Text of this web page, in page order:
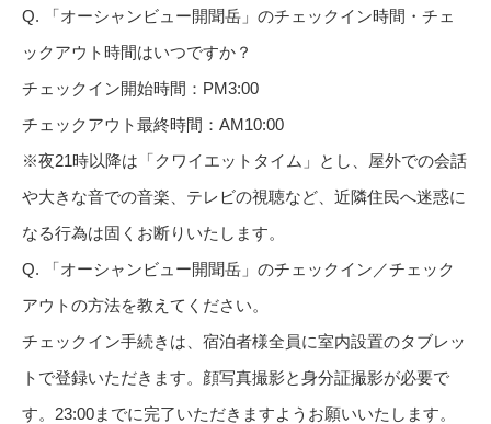
Q. 「オーシャンビュー開聞岳」のチェックイン時間・チェ
ックアウト時間はいつですか？
チェックイン開始時間：PM3:00
チェックアウト最終時間：AM10:00
※夜21時以降は「クワイエットタイム」とし、屋外での会話
や大きな音での音楽、テレビの視聴など、近隣住民へ迷惑に
なる行為は固くお断りいたします。
Q. 「オーシャンビュー開聞岳」のチェックイン／チェック
アウトの方法を教えてください。
チェックイン手続きは、宿泊者様全員に室内設置のタブレッ
トで登録いただきます。顔写真撮影と身分証撮影が必要で
す。23:00までに完了いただきますようお願いいたします。